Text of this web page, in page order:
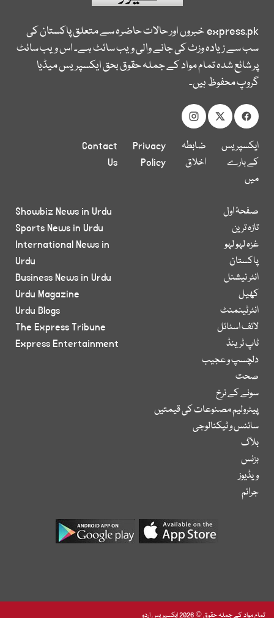
express.pkخبروں اور حالات حاضرہ سے متعلق پاکستان کی
سب سے زیادہ وزٹ کی جانے والی ویب سائٹ ہے۔ اس ویب سائٹ
پر شائع شدہ تمام مواد کے جملہ حقوق بحق ایکسپریس میڈیا
گروپ محفوظ ہیں۔
ایکسپریس
کے بارے
میں
ضابطہ
اخلاق
Privacy
Policy
Contact
Us
صفحۂ اول
تازہ ترین
غزہ لہو لہو
پاکستان
انٹر نیشنل
کھیل
انٹرٹینمنٹ
لائف اسٹائل
ٹاپ ٹرینڈ
دلچسپ و عجیب
صحت
سونے کے نرخ
پیٹرولیم مصنوعات کی قیمتیں
سائنس و ٹیکنالوجی
بلاگ
بزنس
ویڈیوز
جرائم
Showbiz News in Urdu
Sports News in Urdu
International News in
Urdu
Business News in Urdu
Urdu Magazine
Urdu Blogs
The Express Tribune
Express Entertainment
تمام مواد کے جملہ حقوق © 2026 ایکسپریس اردو